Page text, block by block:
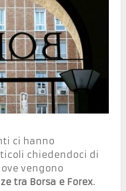
ci hanno
chiedendoci di
vengono
tra Borsa e Forex.